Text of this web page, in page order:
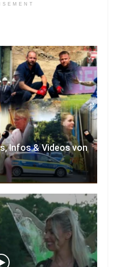
Infos & Videos von